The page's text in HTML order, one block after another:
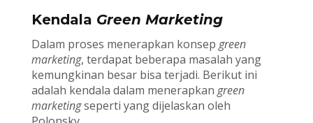
Kendala Green Marketing
Dalam proses menerapkan konsepgreen
marketing, terdapat beberapa masalah yang
kemungkinan besar bisa terjadi. Berikut ini
adalah kendala dalam menerapkangreen
marketingseperti yang dijelaskan oleh